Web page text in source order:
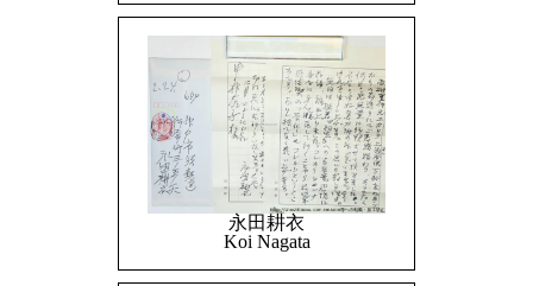
永田耕衣
Koi Nagata